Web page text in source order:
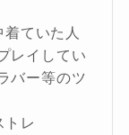
ていた人
レイしてい
バー等のツ
レ